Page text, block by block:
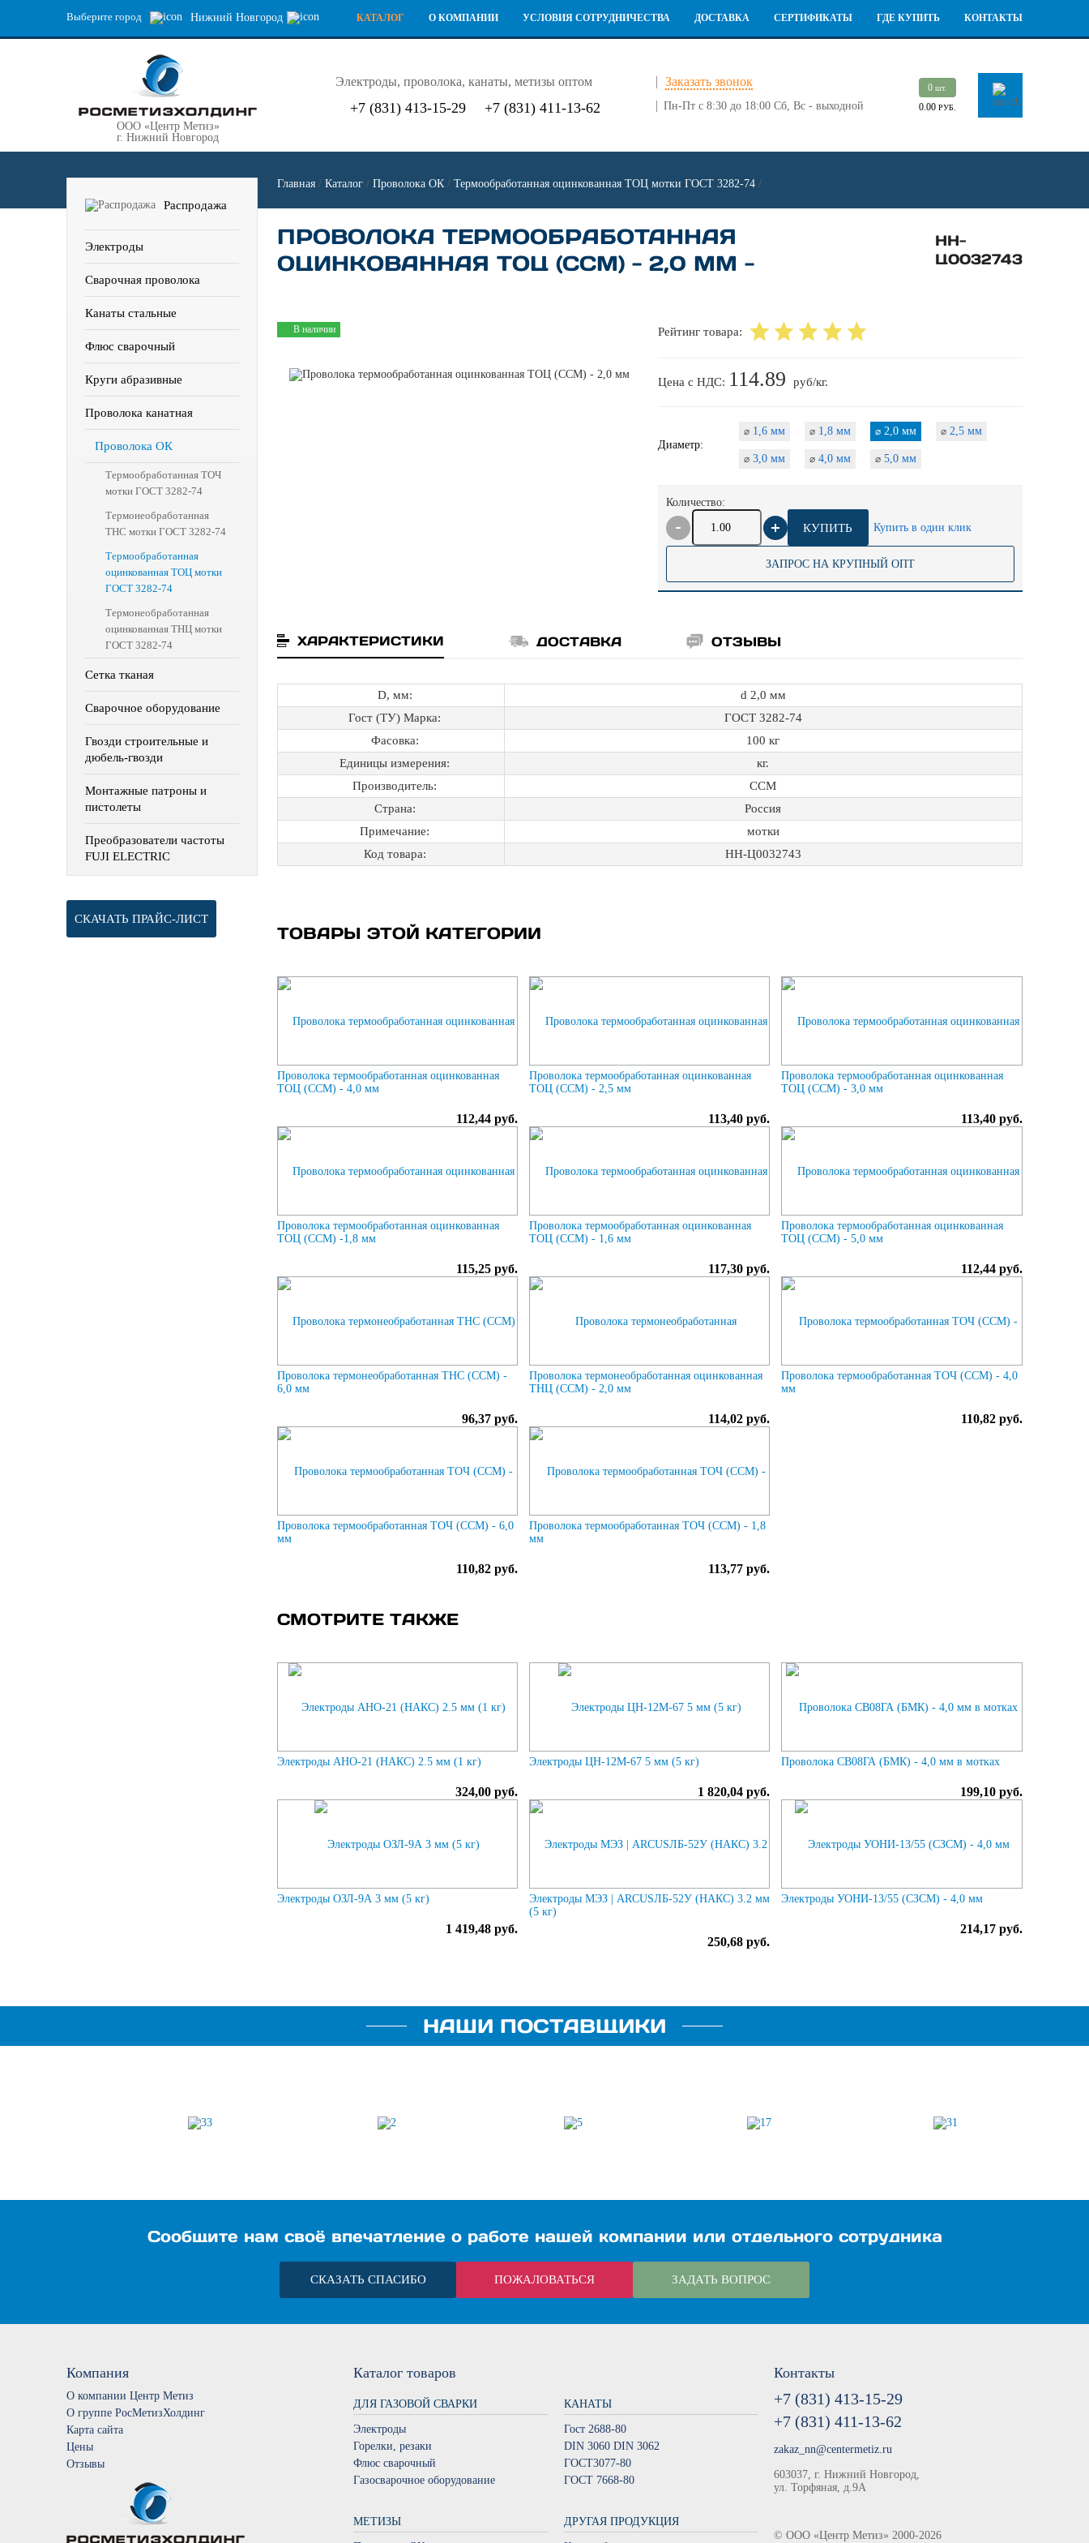
Выберите город Нижний Новгород КАТАЛОГ О КОМПАНИИ УСЛОВИЯ СОТРУДНИЧЕСТВА ДОСТАВКА СЕРТИФИКАТЫ ГДЕ КУПИТЬ КОНТАКТЫ
ООО «Центр Метиз»
г. Нижний Новгород
Электроды, проволока, канаты, метизы оптом Заказать звонок
+7 (831) 413-15-29 +7 (831) 411-13-62 Пн-Пт с 8:30 до 18:00 Сб, Вс - выходной
0шт.
0.00 РУБ.
Распродажа
Электроды
Сварочная проволока
Канаты стальные
Флюс сварочный
Круги абразивные
Проволока канатная
Проволока ОК
Термообработанная ТОЧ
мотки ГОСТ 3282-74
Термонеобработанная
ТНС мотки ГОСТ 3282-74
Термообработанная
оцинкованная ТОЦ мотки
ГОСТ 3282-74
Термонеобработанная
оцинкованная ТНЦ мотки
ГОСТ 3282-74
Сетка тканая
Сварочное оборудование
Гвозди строительные и
дюбель-гвозди
Монтажные патроны и
пистолеты
Преобразователи частоты
FUJI ELECTRIC
СКАЧАТЬ ПРАЙС-ЛИСТ
Главная / Каталог / Проволока ОК / Термообработанная оцинкованная ТОЦ мотки ГОСТ 3282-74 /
ПРОВОЛОКА ТЕРМООБРАБОТАННАЯ
ОЦИНКОВАННАЯ ТОЦ (ССМ) - 2,0 ММ -
НН-
Ц0032743
В наличии Рейтинг товара:
Цена с НДС: 114.89 руб/кг.
Диаметр:
⌀1,6 мм ⌀1,8 мм ⌀2,0 мм ⌀2,5 мм
⌀3,0 мм ⌀4,0 мм ⌀5,0 мм
Количество:
КУПИТЬ Купить в один клик
ЗАПРОС НА КРУПНЫЙ ОПТ
ХАРАКТЕРИСТИКИ ДОСТАВКА ОТЗЫВЫ
D, мм:
d 2,0 мм
Гост (ТУ) Марка:
ГОСТ 3282-74
Фасовка:
100 кг
Единицы измерения:
кг.
Производитель:
ССМ
Страна:
Россия
Примечание:
мотки
Код товара:
НН-Ц0032743
ТОВАРЫ ЭТОЙ КАТЕГОРИИ
Проволока термообработанная оцинкованная
ТОЦ (ССМ) - 4,0 мм
112,44 руб.
Проволока термообработанная оцинкованная
ТОЦ (ССМ) - 2,5 мм
113,40 руб.
Проволока термообработанная оцинкованная
ТОЦ (ССМ) - 3,0 мм
113,40 руб.
Проволока термообработанная оцинкованная
ТОЦ (ССМ) -1,8 мм
115,25 руб.
Проволока термообработанная оцинкованная
ТОЦ (ССМ) - 1,6 мм
117,30 руб.
Проволока термообработанная оцинкованная
ТОЦ (ССМ) - 5,0 мм
112,44 руб.
Проволока термонеобработанная ТНС (ССМ) -
6,0 мм
96,37 руб.
Проволока термонеобработанная оцинкованная
ТНЦ (ССМ) - 2,0 мм
114,02 руб.
Проволока термообработанная ТОЧ (ССМ) - 4,0
мм
110,82 руб.
Проволока термообработанная ТОЧ (ССМ) - 6,0
мм
110,82 руб.
Проволока термообработанная ТОЧ (ССМ) - 1,8
мм
113,77 руб.
СМОТРИТЕ ТАКЖЕ
Электроды АНО-21 (НАКС) 2.5 мм (1 кг)
324,00 руб.
Электроды ЦН-12М-67 5 мм (5 кг)
1 820,04 руб.
Проволока СВ08ГА (БМК) - 4,0 мм в мотках
199,10 руб.
Электроды ОЗЛ-9А 3 мм (5 кг)
1 419,48 руб.
Электроды МЭЗ | ARCUSЛБ-52У (НАКС) 3.2 мм
(5 кг)
250,68 руб.
Электроды УОНИ-13/55 (СЗСМ) - 4,0 мм
214,17 руб.
НАШИ ПОСТАВЩИКИ
Сообщите нам своё впечатление о работе нашей компании или отдельного сотрудника
СКАЗАТЬ СПАСИБО ПОЖАЛОВАТЬСЯ ЗАДАТЬ ВОПРОС
Компания
О компании Центр Метиз
О группе РосМетизХолдинг
Карта сайта
Цены
Отзывы
Каталог товаров
ДЛЯ ГАЗОВОЙ СВАРКИ
Электроды
Горелки, резаки
Флюс сварочный
Газосварочное оборудование
КАНАТЫ
Гост 2688-80
DIN 3060 DIN 3062
ГОСТ3077-80
ГОСТ 7668-80
МЕТИЗЫ ДРУГАЯ ПРОДУКЦИЯ
Контакты
+7 (831) 413-15-29
+7 (831) 411-13-62
zakaz_nn@centermetiz.ru
603037, г. Нижний Новгород,
ул. Торфяная, д.9А
©ООО «Центр Метиз» 2000-2026